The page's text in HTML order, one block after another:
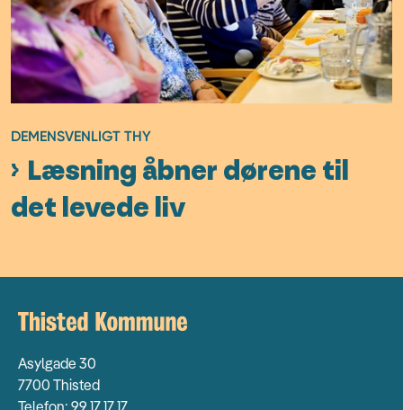
DEMENSVENLIGT THY
Læsning åbner dørene til
det levede liv
Asylgade 30
7700 Thisted